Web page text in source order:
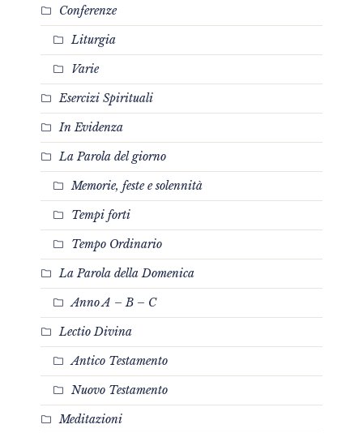
Conferenze
Liturgia
Varie
Esercizi Spirituali
In Evidenza
La Parola del giorno
Memorie, feste e solennità
Tempi forti
Tempo Ordinario
La Parola della Domenica
Anno A – B – C
Lectio Divina
Antico Testamento
Nuovo Testamento
Meditazioni